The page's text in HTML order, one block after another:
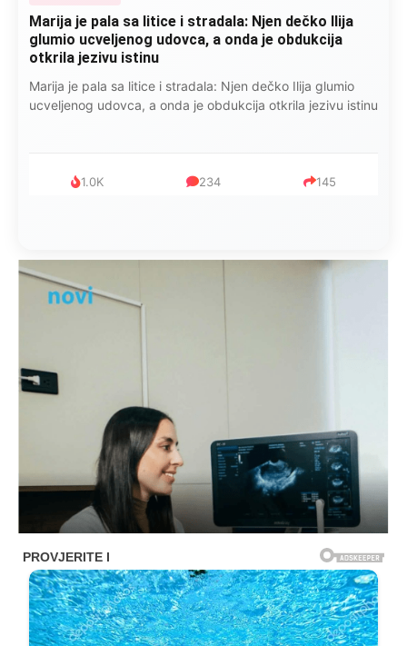
Marija je pala sa litice i stradala: Njen dečko Ilija
glumio ucveljenog udovca, a onda je obdukcija
otkrila jezivu istinu
Marija je pala sa litice i stradala: Njen dečko Ilija glumio
ucveljenog udovca, a onda je obdukcija otkrila jezivu istinu
1.0K 234 145